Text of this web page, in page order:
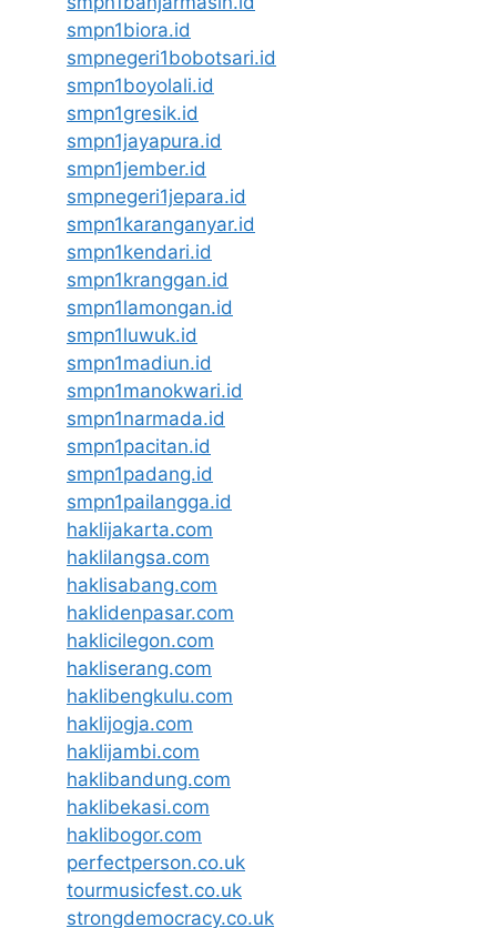
smpn1biora.id
smpnegeri1bobotsari.id
smpn1boyolali.id
smpn1gresik.id
smpn1jayapura.id
smpn1jember.id
smpnegeri1jepara.id
smpn1karanganyar.id
smpn1kendari.id
smpn1kranggan.id
smpn1lamongan.id
smpn1luwuk.id
smpn1madiun.id
smpn1manokwari.id
smpn1narmada.id
smpn1pacitan.id
smpn1padang.id
smpn1pailangga.id
haklijakarta.com
haklilangsa.com
haklisabang.com
haklidenpasar.com
haklicilegon.com
hakliserang.com
haklibengkulu.com
haklijogja.com
haklijambi.com
haklibandung.com
haklibekasi.com
haklibogor.com
perfectperson.co.uk
tourmusicfest.co.uk
strongdemocracy.co.uk